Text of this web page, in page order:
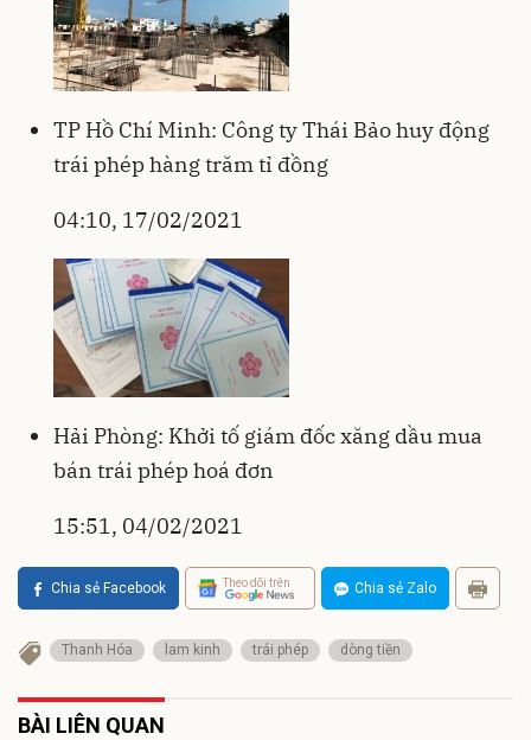
TP Hồ Chí Minh: Công ty Thái Bảo huy động
trái phép hàng trăm tỉ đồng
04:10, 17/02/2021
Hải Phòng: Khởi tố giám đốc xăng dầu mua
bán trái phép hoá đơn
15:51, 04/02/2021
Chia sẻ Facebook Theo dõi trên Chia sẻ Zalo
Thanh Hóa lam kinh trái phép dòng tiền
BÀI LIÊN QUAN